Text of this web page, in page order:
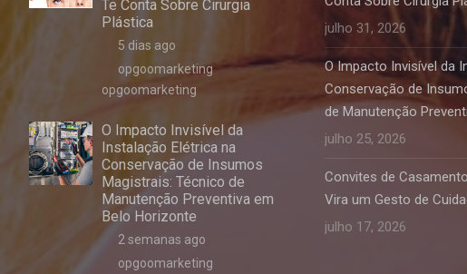
Te Conta Sobre Cirurgia
Plástica
5 dias ago
opgoomarketing
opgoomarketing
O Impacto Invisível da
Instalação Elétrica na
Conservação de Insumos
Magistrais: Técnico de
Manutenção Preventiva em
Belo Horizonte
2 semanas ago
opgoomarketing
julho 31, 2026
O Impacto Invisível da
Conservação de
de Manutenção
julho 25, 2026
Convites de
Vira um Gesto de
julho 17, 2026